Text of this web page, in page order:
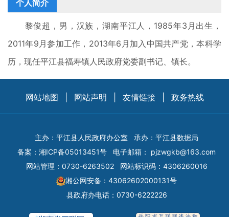
个人简介
黎俊超，男，汉族，湖南平江人，1985年3月出生，
2011年9月参加工作，2013年6月加入中国共产党，本科学
历，现任平江县福寿镇人民政府党委副书记、镇长。
网站地图 网站声明 友情链接 政务热线
主办：平江县人民政府办公室
承办：平江县数据局
备案： 湘ICP备05013451号 电子邮箱： pjzwgkb@163.com
网站管理：0730-6263502
网站标识码：4306260016
湘公网安备：43062602000131号
县政府办电话：0730-6222226